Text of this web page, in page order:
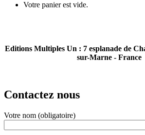
Votre panier est vide.
Editions Multiples Un : 7 esplanade de
sur-Marne - France
Contactez nous
Votre nom (obligatoire)